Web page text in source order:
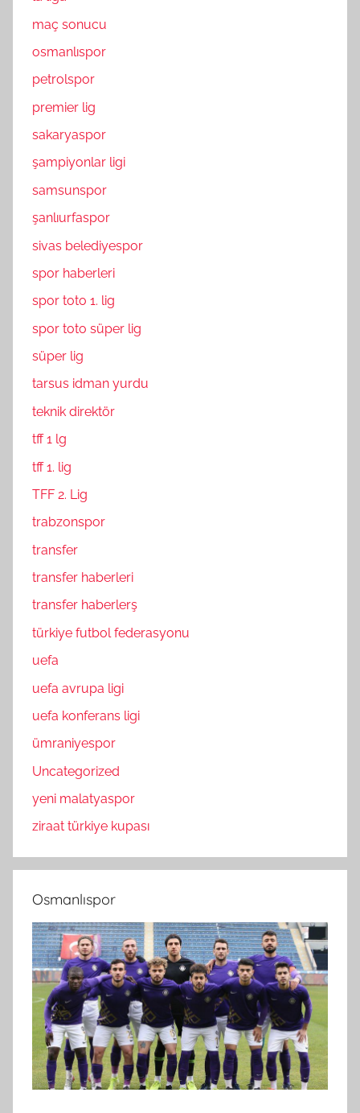
maç sonucu
osmanlıspor
petrolspor
premier lig
sakaryaspor
şampiyonlar ligi
samsunspor
şanlıurfaspor
sivas belediyespor
spor haberleri
spor toto 1. lig
spor toto süper lig
süper lig
tarsus idman yurdu
teknik direktör
tff 1 lg
tff 1. lig
TFF 2. Lig
trabzonspor
transfer
transfer haberleri
transfer haberlerş
türkiye futbol federasyonu
uefa
uefa avrupa ligi
uefa konferans ligi
ümraniyespor
Uncategorized
yeni malatyaspor
ziraat türkiye kupası
Osmanlıspor